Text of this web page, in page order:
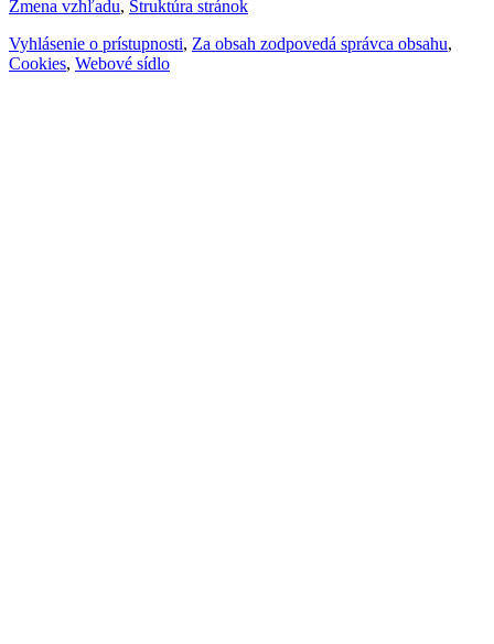
Zmena vzhľadu, Štruktúra stránok
Vyhlásenie o prístupnosti, Za obsah zodpovedá správca obsahu,
Cookies, Webové sídlo